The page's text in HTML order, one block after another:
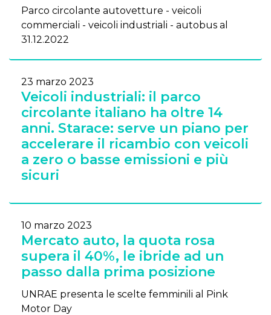
Parco circolante autovetture - veicoli
commerciali - veicoli industriali - autobus al
31.12.2022
23 marzo 2023
Veicoli industriali: il parco
circolante italiano ha oltre 14
anni. Starace: serve un piano per
accelerare il ricambio con veicoli
a zero o basse emissioni e più
sicuri
10 marzo 2023
Mercato auto, la quota rosa
supera il 40%, le ibride ad un
passo dalla prima posizione
UNRAE presenta le scelte femminili al Pink
Motor Day